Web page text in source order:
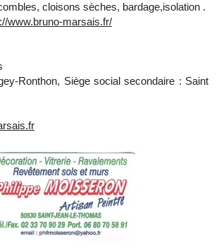
cloisons sèches, bardage,isolation .
www.bruno-marsais.fr/
Ronthon, Siège social secondaire : Saint